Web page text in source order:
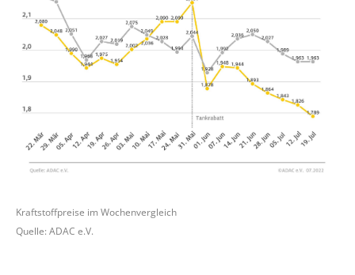
Kraftstoffpreise im Wochenvergleich
Quelle: ADAC e.V.